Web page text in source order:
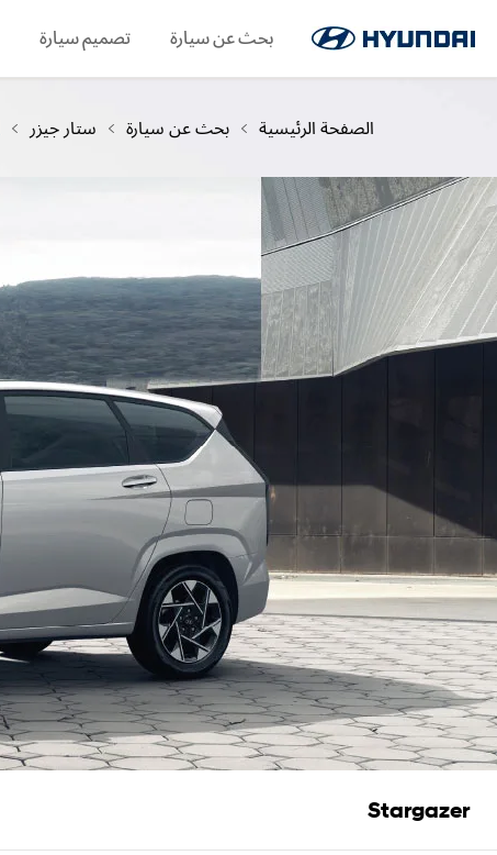
بحث عن سيارة تصميم سيارة اللغة حجز الخدمةاطلب كتيبًاWhatsApp
SNS page
الصفحة الرئيسية بحث عن سيارة ستار جيزر
Stargazer